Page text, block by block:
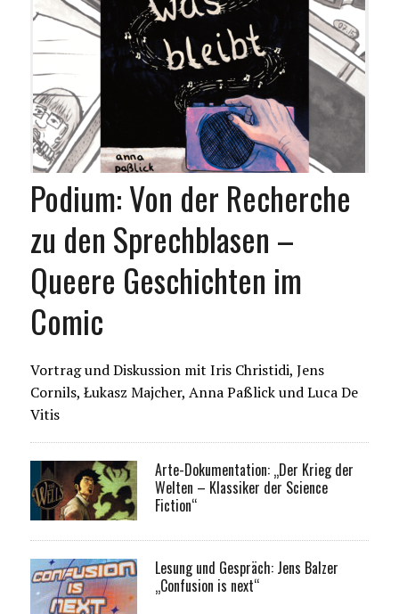
Podium: Von der Recherche
zu den Sprechblasen –
Queere Geschichten im
Comic
Vortrag und Diskussion mit Iris Christidi, Jens
Cornils, Łukasz Majcher, Anna Paßlick und Luca De
Vitis
Arte-Dokumentation: „Der Krieg der
Welten – Klassiker der Science
Fiction“
Lesung und Gespräch: Jens Balzer
„Confusion is next“